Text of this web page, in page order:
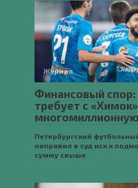
Журнал
Финансовый спор:
требует с «Химок»
Петербургский
направил в суд иск к
сумму свыше